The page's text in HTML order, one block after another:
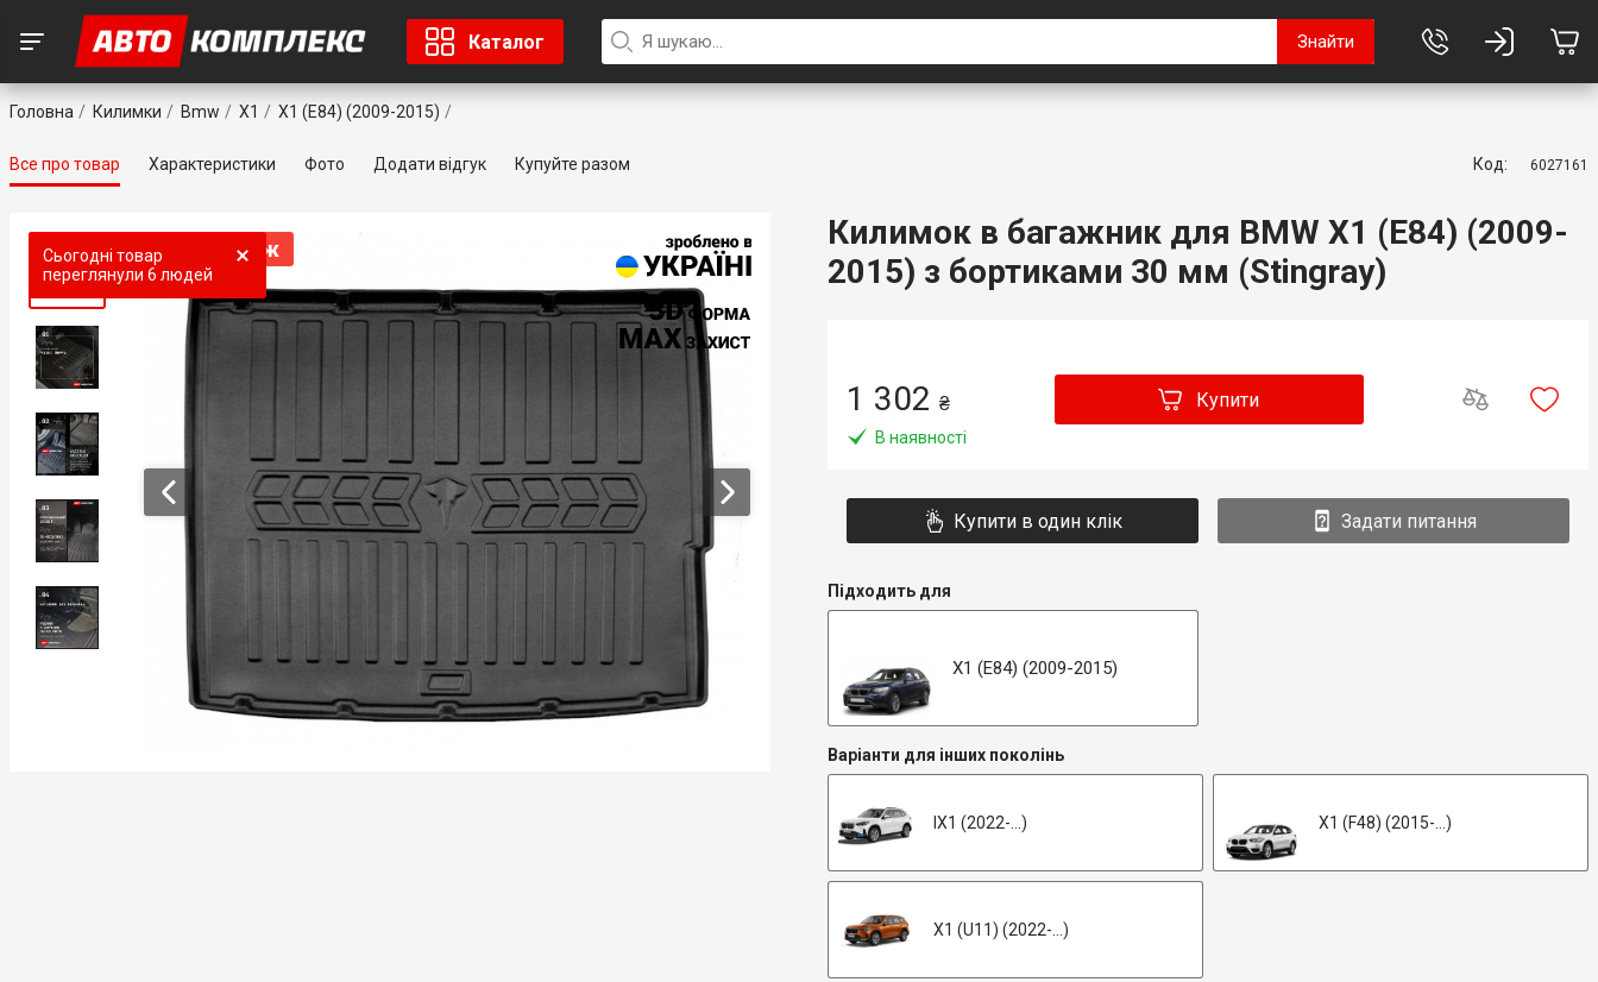
Каталог Знайти
Головна Килимки Bmw X1 X1 (E84) (2009-2015)
Все про товар Характеристики Фото Додати відгук Купуйте разом Код: 6027161
Сьогодні товар
переглянули 6 людей
Топ продаж
Топ продаж
Топ продаж
Топ продаж
Топ продаж
Килимок в багажник для BMW X1 (E84) (2009-
2015) з бортиками 30 мм (Stingray)
1 302 ₴
В наявності
Купити
Купити в один клік Задати питання
Підходить для
X1 (E84) (2009-2015)
Варіанти для інших поколінь
IX1 (2022-...) X1 (F48) (2015-...)
X1 (U11) (2022-...)